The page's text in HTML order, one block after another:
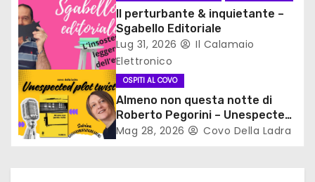
a
r
t
i
c
Il perturbante & inquietante –
Sgabello Editoriale
Lug 31, 2026
Il Calamaio
Elettronico
OSPITI AL COVO
Almeno non questa notte di
Roberto Pegorini – Unespected
plot twist
Mag 28, 2026 Covo Della Ladra